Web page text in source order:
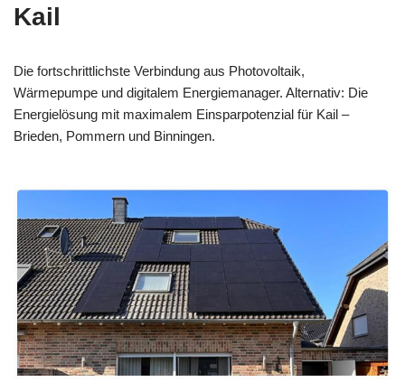
Kail
Die fortschrittlichste Verbindung aus Photovoltaik,
Wärmepumpe und digitalem Energiemanager. Alternativ: Die
Energielösung mit maximalem Einsparpotenzial für Kail –
Brieden, Pommern und Binningen.